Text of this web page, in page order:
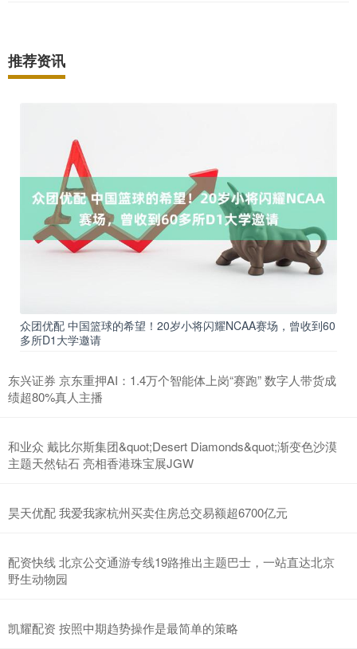
推荐资讯
众团优配 中国篮球的希望！20岁小将闪耀NCAA赛场，曾收到60
多所D1大学邀请
东兴证券 京东重押AI：1.4万个智能体上岗“赛跑” 数字人带货成
绩超80%真人主播
和业众 戴比尔斯集团&quot;Desert Diamonds&quot;渐变色沙漠
主题天然钻石 亮相香港珠宝展JGW
昊天优配 我爱我家杭州买卖住房总交易额超6700亿元
配资快线 北京公交通游专线19路推出主题巴士，一站直达北京
野生动物园
凯耀配资 按照中期趋势操作是最简单的策略